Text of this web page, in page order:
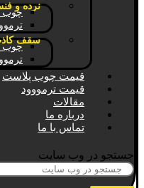
نرده و
چوب
سقف
چوب
قیمت چوب پلاست
قیمت ترمووود
مقالات
درباره ما
تماس با ما
جستجو در وب سایت